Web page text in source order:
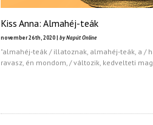
Kiss Anna: Almahéj-teák
november 26th, 2020 | by Napút Online
"almahéj-teák / illatoznak, almahéj-teák, a /
ravasz, én mondom, / változik, kedvelteti